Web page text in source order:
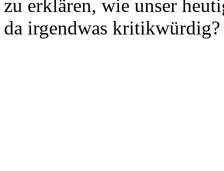
zu erklären, wie unser
da irgendwas kritikwürdig?